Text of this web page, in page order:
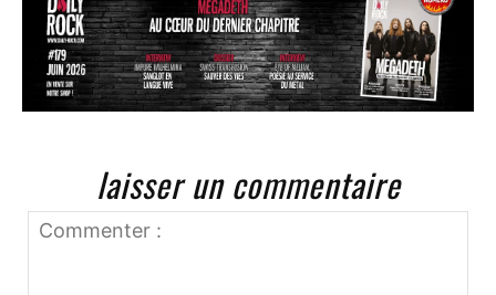
laisser un commentaire